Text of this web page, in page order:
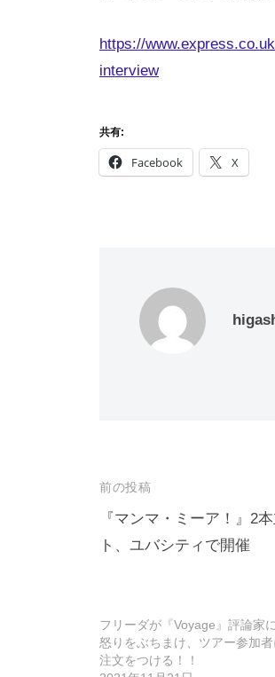
https://
interview
共有:
Facebook X
投
稿
ナ
ー
シ
前の投稿
『マンマ・ミーア！』2
ト、ユバシティで開催
フリーダが『Voyage』評論家に
怒りをぶちまけ、ツアー参加者
注文をつける！！